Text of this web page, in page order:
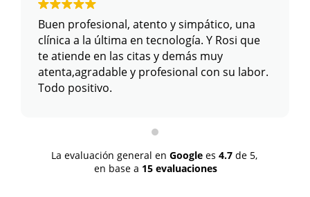
Buen profesional, atento y simpático, una
clínica a la última en tecnología. Y Rosi que
te atiende en las citas y demás muy
atenta,agradable y profesional con su labor.
Todo positivo.
La evaluación general en Google es 4.7 de 5,
en base a 15 evaluaciones